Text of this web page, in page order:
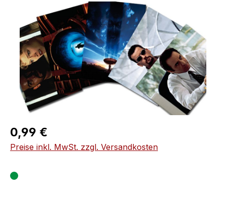
Bildergalerie überspringen
Regulärer Preis:
0,99 €
Preise inkl. MwSt. zzgl. Versandkosten